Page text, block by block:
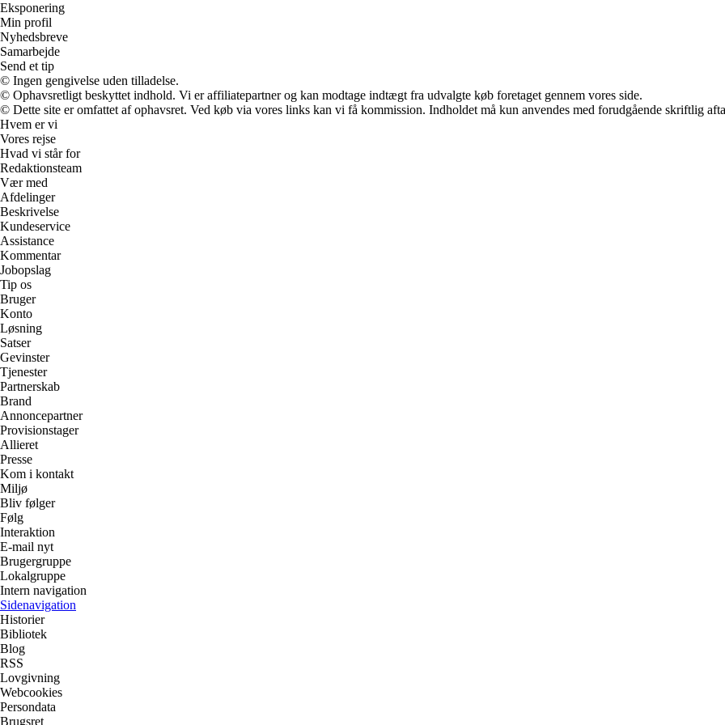
Eksponering
Min profil
Nyhedsbreve
Samarbejde
Send et tip
© Ingen gengivelse uden tilladelse.
© Ophavsretligt beskyttet indhold. Vi er affiliatepartner og kan modtage indtægt fra udvalgte køb foretaget gennem vores side.
© Dette site er omfattet af ophavsret. Ved køb via vores links kan vi få kommission. Indholdet må kun anvendes med forudgående skriftlig
Hvem er vi
Vores rejse
Hvad vi står for
Redaktionsteam
Vær med
Afdelinger
Beskrivelse
Kundeservice
Assistance
Kommentar
Jobopslag
Tip os
Bruger
Konto
Løsning
Satser
Gevinster
Tjenester
Partnerskab
Brand
Annoncepartner
Provisionstager
Allieret
Presse
Kom i kontakt
Miljø
Bliv følger
Følg
Interaktion
E-mail nyt
Brugergruppe
Lokalgruppe
Intern navigation
Sidenavigation
Historier
Bibliotek
Blog
RSS
Lovgivning
Webcookies
Persondata
Brugsret